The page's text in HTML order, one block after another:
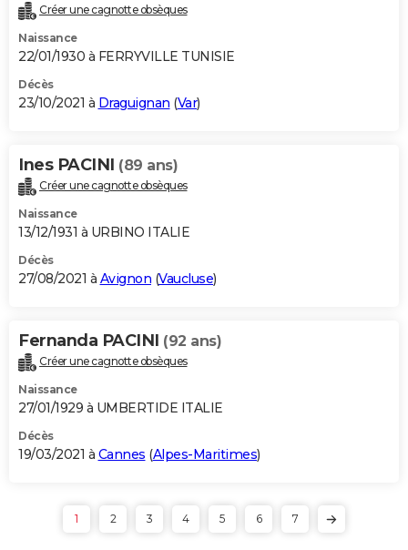
Créer une cagnotte obsèques
Naissance
22/01/1930 à FERRYVILLE TUNISIE
Décès
23/10/2021 à Draguignan (Var)
Ines PACINI (89 ans)
Créer une cagnotte obsèques
Naissance
13/12/1931 à URBINO ITALIE
Décès
27/08/2021 à Avignon (Vaucluse)
Fernanda PACINI (92 ans)
Créer une cagnotte obsèques
Naissance
27/01/1929 à UMBERTIDE ITALIE
Décès
19/03/2021 à Cannes (Alpes-Maritimes)
1 2 3 4 5 6 7